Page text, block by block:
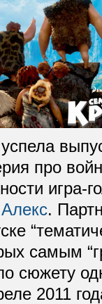
про
игра-
Алекс.
самым
сюжету
2011